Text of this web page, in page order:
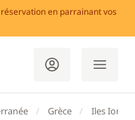
en parrainant vos
Grèce Iles